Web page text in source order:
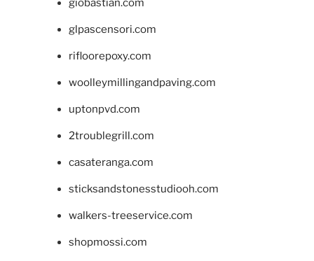
giobastian.com
glpascensori.com
rifloorepoxy.com
woolleymillingandpaving.com
uptonpvd.com
2troublegrill.com
casateranga.com
sticksandstonesstudiooh.com
walkers-treeservice.com
shopmossi.com